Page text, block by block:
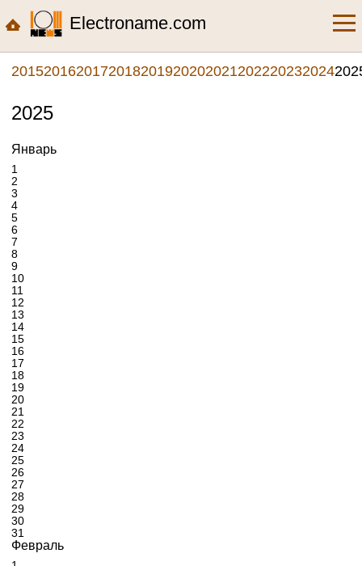
Electroname.com
2015201620172018201920202021202220232024
2025
Январь
1
2
3
4
5
6
7
8
9
10
11
12
13
14
15
16
17
18
19
20
21
22
23
24
25
26
27
28
29
30
31
Февраль